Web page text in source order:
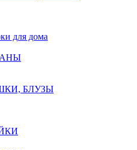
для дома
БЛУЗЫ